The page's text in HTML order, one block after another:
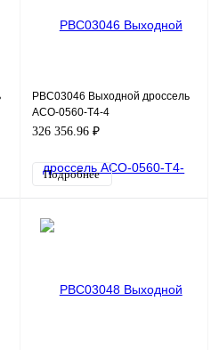
PBC03046 Выходной дроссель
ACO-0560-T4-4
326 356.96 ₽
Подробнее